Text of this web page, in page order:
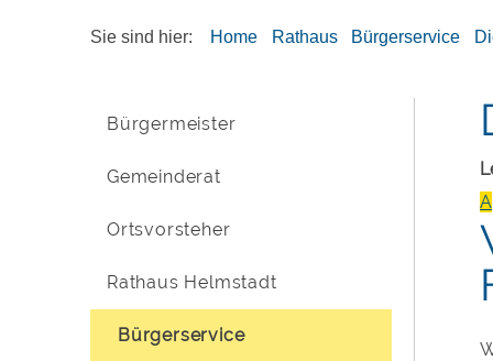
Sie sind hier: Home Rathaus Bürgerservice
Bürgermeister
Gemeinderat
Ortsvorsteher
Rathaus Helmstadt
Bürgerservice
A